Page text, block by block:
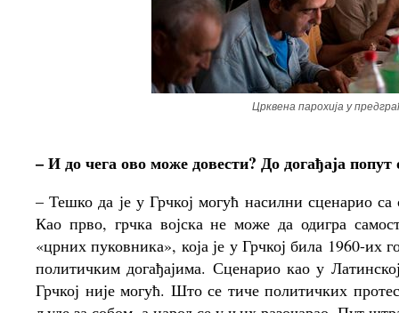
Црквена парохија у
– И до чега ово може довести? До догађаја
– Тешко да је у Грчкој могућ насилни сценарио
Као прво, грчка војска не може да одигра
«црних пуковника», која је у Грчкој била 1960-их
политичким догађајима. Сценарио као у
Грчкој није могућ. Што се тиче политичких